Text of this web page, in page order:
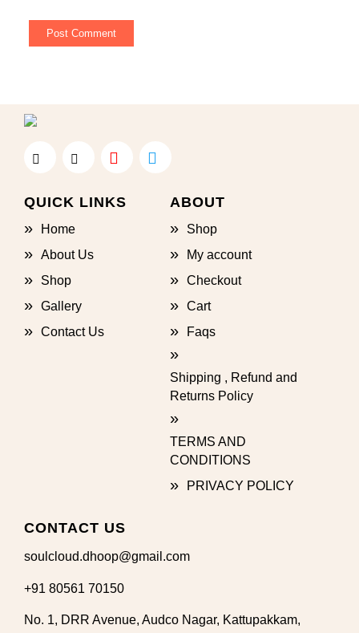
QUICK LINKS
Home
About Us
Shop
Gallery
Contact Us
ABOUT
Shop
My account
Checkout
Cart
Faqs
Shipping , Refund and
Returns Policy
TERMS AND
CONDITIONS
PRIVACY POLICY
CONTACT US
soulcloud.dhoop@gmail.com
+91 80561 70150
No. 1, DRR Avenue, Audco Nagar, Kattupakkam,